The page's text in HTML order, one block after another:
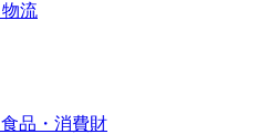
物流
食品・消費財